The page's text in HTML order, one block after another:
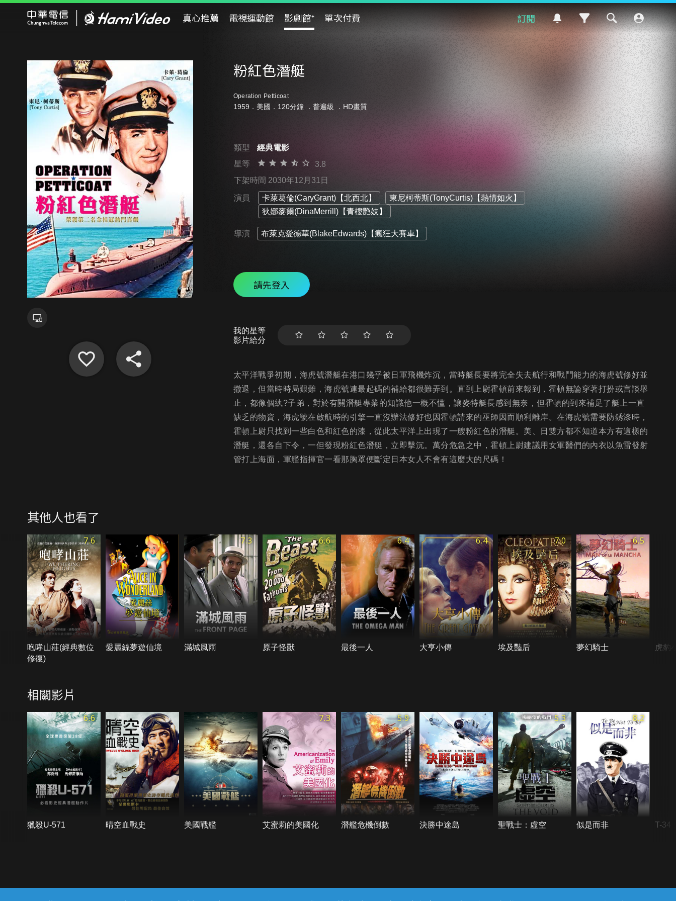
真心推薦 電視運動館 影劇館⁺ 單次付費 訂閱
粉紅色潛艇
Operation Petticoat
1959．美國．120分鐘 ． 普遍級 ．HD畫質
類型
經典電影
星等
3.8
下架時間 2030年12月31日
演員 卡萊葛倫(CaryGrant)【北西北】
東尼柯蒂斯(TonyCurtis)【熱情如火】
狄娜麥爾(DinaMerrill)【青樓艷妓】
導演 布萊克愛德華(BlakeEdwards)【瘋狂大賽車】
請先登入
我的星等
影片給分
太平洋戰爭初期，海虎號潛艇在港口幾乎被日軍飛機炸沉，當時艇長要將完全失去航行和戰鬥能力的海虎號修好並
撤退，但當時時局艱難，海虎號連最起碼的補給都很難弄到。直到上尉霍頓前來報到，霍頓無論穿著打扮或言談舉
止，都像個紈?子弟，對於有關潛艇專業的知識他一概不懂，讓麥特艇長感到無奈，但霍頓的到來補足了艇上一直
缺乏的物資，海虎號在啟航時的引擎一直沒辦法修好也因霍頓請來的巫師因而順利離岸。在海虎號需要防銹漆時，
霍頓上尉只找到一些白色和紅色的漆，從此太平洋上出現了一艘粉紅色的潛艇。美、日雙方都不知道本方有這樣的
潛艇，還各自下令，一但發現粉紅色潛艇，立即擊沉。萬分危急之中，霍頓上尉建議用女軍醫們的內衣以魚雷發射
管打上海面，軍艦指揮官一看那胸罩便斷定日本女人不會有這麼大的尺碼！
其他人也看了
7.6
咆哮山莊(經典數位
修復)
愛麗絲夢遊仙境
7.3
滿城風雨
6.6
原子怪獸
6.4
最後一人
6.4
大亨小傳
7.0
埃及豔后
6.5
夢幻騎士 虎豹
相關影片
6.6
獵殺U-571 晴空血戰史 美國戰艦
7.3
艾蜜莉的美國化
5.9
潛艦危機倒數 決勝中途島
5.3
聖戰士：虛空
8.2
似是而非 T-34
線上客服 服務條款 隱私權保護